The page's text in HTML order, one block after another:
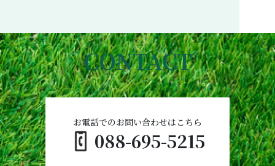
CONTACT
088-695-5215
お電話でのお問い合わせはこちら